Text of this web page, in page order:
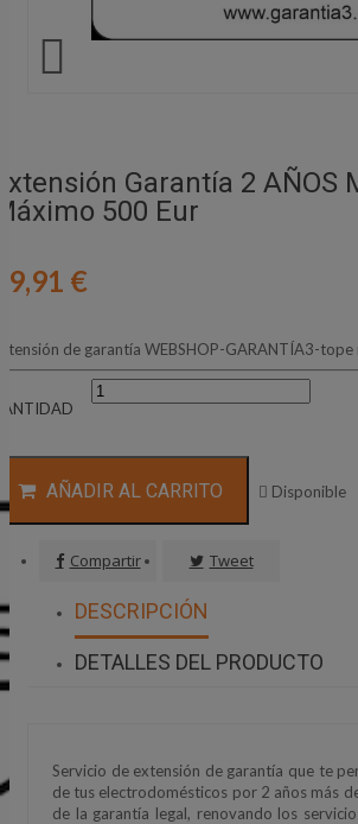

Garantía 2 AÑOS
500 Eur
€
de garantía WEBSHOP-GARANTÍA3-
AÑADIR AL CARRITO  Disponible
Compartir Tweet
DESCRIPCIÓN
DETALLES DEL PRODUCTO
Servicio de extensión de garantía que te
de tus electrodomésticos por 2 años más
de la garantía legal, renovando los